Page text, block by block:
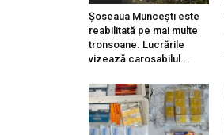
Șoseaua Muncești este
reabilitată pe mai multe
tronsoane. Lucrările
vizează carosabilul...